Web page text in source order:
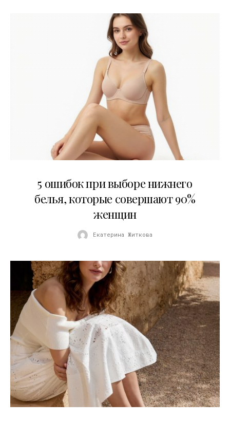
5 ошибок при выборе нижнего
белья, которые совершают 90%
женщин
Екатерина Житкова